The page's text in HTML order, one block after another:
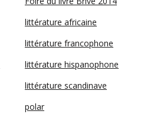
littérature africaine
littérature francophone
littérature hispanophone
littérature scandinave
polar